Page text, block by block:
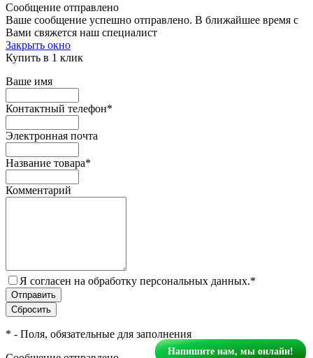
Сообщение отправлено
Ваше сообщение успешно отправлено. В ближайшее время с
Вами свяжется наш специалист
Закрыть окно
Купить в 1 клик
Ваше имя
Контактный телефон*
Электронная почта
Название товара*
Комментарий
Я согласен на обработку персональных данных.*
* - Поля, обязательные для заполнения
Напишите нам, мы онлайн!